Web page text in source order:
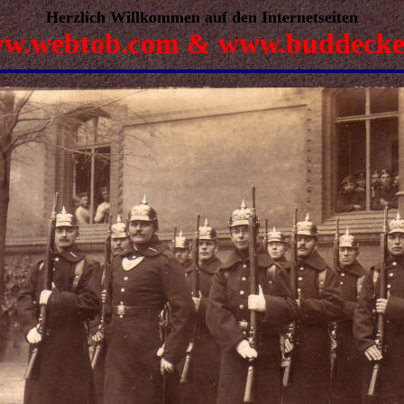
Herzlich Willkommen auf den Internetseiten
&